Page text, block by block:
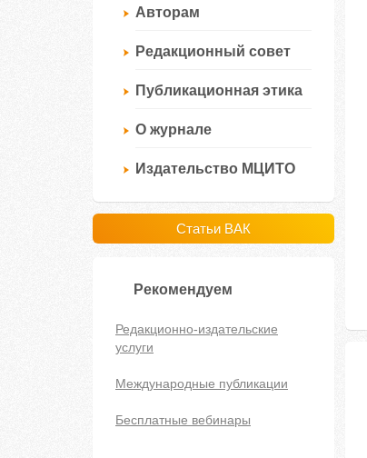
Авторам
Редакционный совет
Публикационная этика
О журнале
Издательство МЦИТО
Статьи ВАК
Рекомендуем
Редакционно-издательские
услуги
Международные публикации
Бесплатные вебинары